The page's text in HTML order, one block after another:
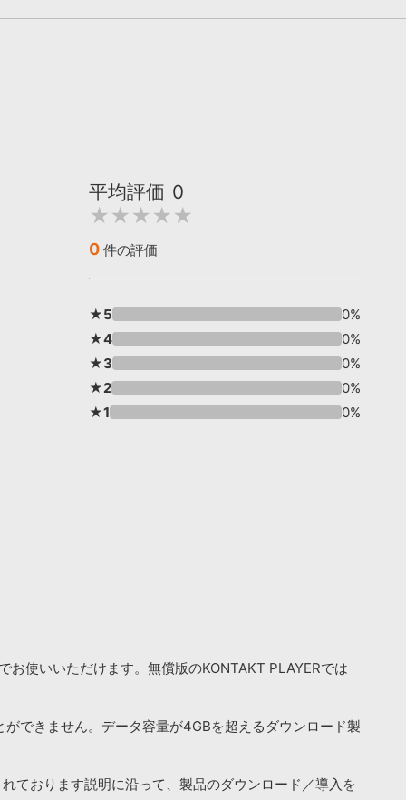
平均評価 0
★★★★★
0 件の評価
★5
0%
★4
0%
★3
0%
★2
0%
★1
0%
お使いいただけます。無償版のKONTAKT PLAYERでは
できません。データ容量が4GBを超えるダウンロード製
ております説明に沿って、製品のダウンロード／導入を